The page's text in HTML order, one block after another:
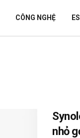
CÔNG NGHỆ
nhỏ